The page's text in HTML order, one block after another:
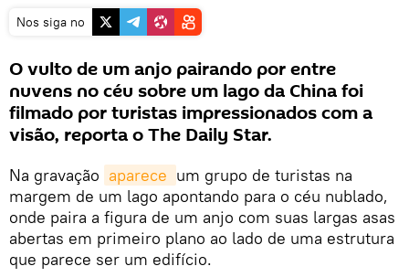
Nos siga no
O vulto de um anjo pairando por entre
nuvens no céu sobre um lago da China foi
filmado por turistas impressionados com a
visão, reporta o The Daily Star.
Na gravação aparece um grupo de turistas na
margem de um lago apontando para o céu nublado,
onde paira a figura de um anjo com suas largas asas
abertas em primeiro plano ao lado de uma estrutura
que parece ser um edifício.